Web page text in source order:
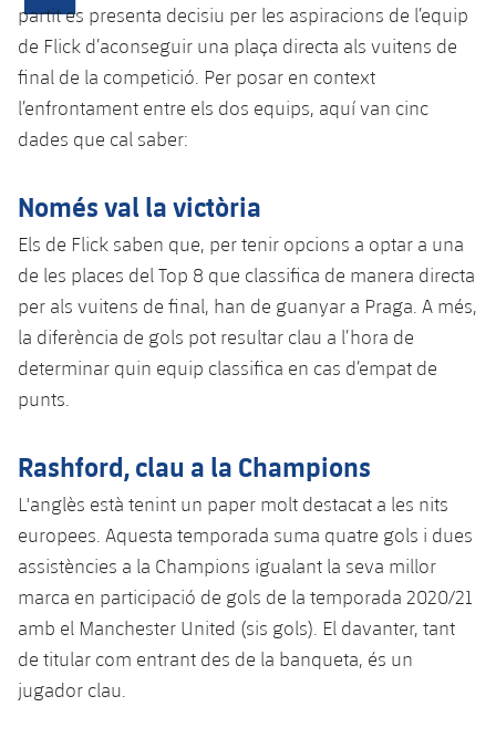
plusicon
més
Instal·lacions
Palau Blaugrana
Estadi Johan Cruyff
Barça Cafe
La Masia
Serveis Mèdics
Accessibilitat
plusicon
més
Acreditacions
Instal·lacions
SUB13
SUB11 A
SUB11 B
SUB10 A
SUB10 B
SUB9 A
SUB8 A
SUB8 B
SUB13 B
SUB12 C
Entrades
Gameday Shows
Classificacions
Jugadors
Fotos
Base
Barça Atlètic
Junior
Infantil A
Infantil B
Campus Estiu
PLUSICON
MÉS
plusicon
més
Calendari
Entrades
Resultats
Jugadors
Fotos
Història
Palmarès
plusicon
més
Actualitat
Calendari
Resultats
Jugadors
Base
Actualitat
Juvenil
Cadet B
Infantil A
Infantil B
PLUSICON
MÉS
Primer equip
plusicon
més
Calendari
Entrades
Resultats
Classificació
Jugadors
Calendari
Resultats
Jugadors
plusicon
més
Actualitat
Juvenil
Cadet
Campus Verano
PLUSICON
MÉS
Primer equip
partit es presenta decisiu per les aspiracions de l’equip
de Flick d’aconseguir una plaça directa als vuitens de
final de la competició. Per posar en context
l’enfrontament entre els dos equips, aquí van cinc
dades que cal saber:
Només val la victòria
Els de Flick saben que, per tenir opcions a optar a una
de les places del Top 8 que classifica de manera directa
per als vuitens de final, han de guanyar a Praga. A més,
la diferència de gols pot resultar clau a l’hora de
determinar quin equip classifica en cas d’empat de
punts.
Rashford, clau a la Champions
L'anglès està tenint un paper molt destacat a les nits
europees. Aquesta temporada suma quatre gols i dues
assistències a la Champions igualant la seva millor
marca en participació de gols de la temporada 2020/21
amb el Manchester United (sis gols). El davanter, tant
de titular com entrant des de la banqueta, és un
jugador clau.